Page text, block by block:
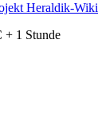
Heraldik-Wiki
+ 1 Stunde